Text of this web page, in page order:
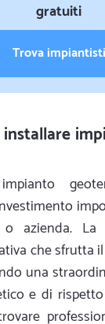
gratuiti
Trova impiantisti
azienda. La
che sfrutta
una
e di